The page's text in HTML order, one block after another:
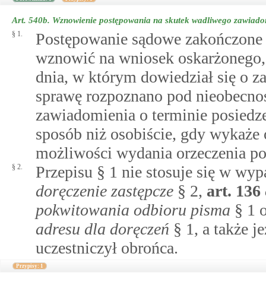
Art. 540b. Wznowienie postępowania na skutek wadliwego
§ 1.
Postępowanie sądowe
wznowić na wniosek
dnia, w którym dowiedział się o
sprawę rozpoznano pod
zawiadomienia o terminie
sposób niż osobiście, gdy
możliwości wydania orzeczenia
§ 2.
Przepisu § 1 nie stosuje się w
doręczenie zastępcze § 2, art. 136
pokwitowania odbioru pisma § 1
adresu dla doręczeń § 1, a także
uczestniczył obrońca.
Przypisy: 1